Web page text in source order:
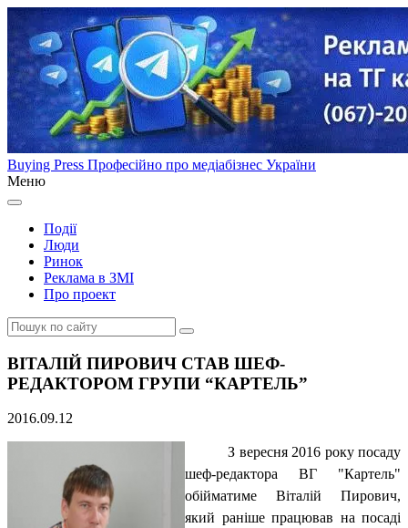
Buying Press Професійно про медіабізнес України
Меню
Події
Люди
Ринок
Реклама в ЗМІ
Про проект
ВІТАЛІЙ ПИРОВИЧ СТАВ ШЕФ-
РЕДАКТОРОМ ГРУПИ “КАРТЕЛЬ”
2016.09.12
З вересня 2016 року посаду
шеф-редактора ВГ "Картель"
обійматиме Віталій Пирович,
який раніше працював на посаді